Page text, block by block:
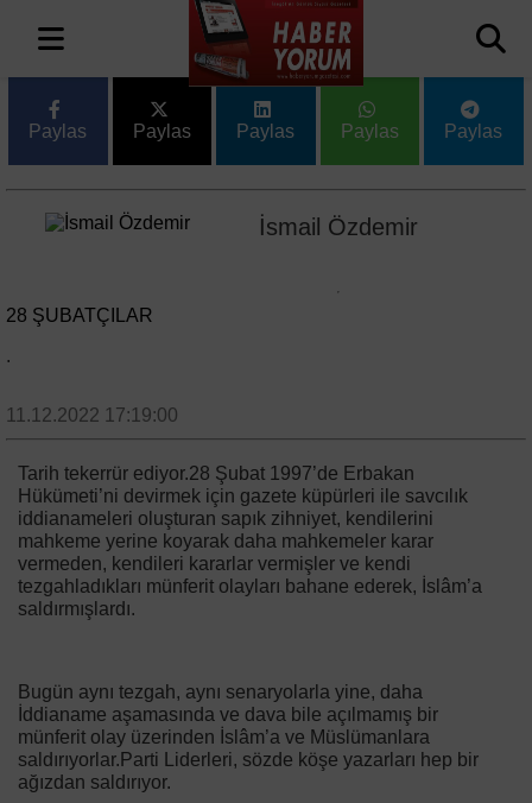
Paylas Paylas Paylas Paylas Paylas
İsmail Özdemir
28 ŞUBATÇILAR
.
11.12.2022 17:19:00
Tarih tekerrür ediyor.28 Şubat 1997’de Erbakan
Hükümeti’ni devirmek için gazete küpürleri ile savcılık
iddianameleri oluşturan sapık zihniyet, kendilerini
mahkeme yerine koyarak daha mahkemeler karar
vermeden, kendileri kararlar vermişler ve kendi
tezgahladıkları münferit olayları bahane ederek, İslâm’a
saldırmışlardı.
Bugün aynı tezgah, aynı senaryolarla yine, daha
İddianame aşamasında ve dava bile açılmamış bir
münferit olay üzerinden İslâm’a ve Müslümanlara
saldırıyorlar.Parti Liderleri, sözde köşe yazarları hep bir
ağızdan saldırıyor.